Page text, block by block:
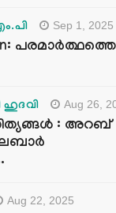
Sep 1, 2025
പരമാർത്ഥത്തെ
Aug 26,
: അറബ്
Aug 22, 2025